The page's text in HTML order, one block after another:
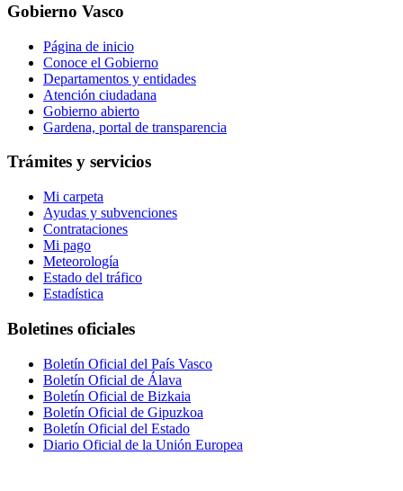
Gobierno Vasco
Página de inicio
Conoce el Gobierno
Departamentos y entidades
Atención ciudadana
Gobierno abierto
Gardena, portal de transparencia
Trámites y servicios
Mi carpeta
Ayudas y subvenciones
Contrataciones
Mi pago
Meteorología
Estado del tráfico
Estadística
Boletines oficiales
Boletín Oficial del País Vasco
Boletín Oficial de Álava
Boletín Oficial de Bizkaia
Boletín Oficial de Gipuzkoa
Boletín Oficial del Estado
Diario Oficial de la Unión Europea